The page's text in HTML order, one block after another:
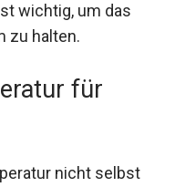
wichtig, um das
zu halten.
für
nicht selbst